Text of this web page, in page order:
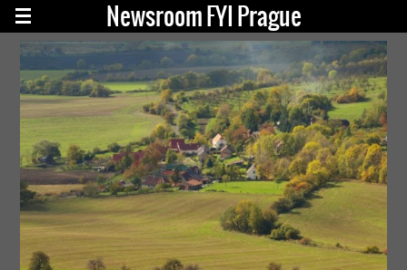
Newsroom FYI Prague